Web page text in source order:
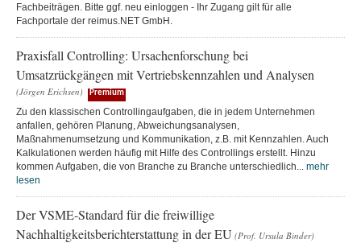
Fachbeiträgen. Bitte ggf. neu einloggen - Ihr Zugang gilt für alle
Fachportale der reimus.NET GmbH.
Praxisfall Controlling: Ursachenforschung bei
Umsatzrückgängen mit Vertriebskennzahlen und Analysen
(Jörgen Erichsen) Premium
Zu den klassischen Controllingaufgaben, die in jedem Unternehmen
anfallen, gehören Planung, Abweichungsanalysen,
Maßnahmenumsetzung und Kommunikation, z.B. mit Kennzahlen. Auch
Kalkulationen werden häufig mit Hilfe des Controllings erstellt. Hinzu
kommen Aufgaben, die von Branche zu Branche unterschiedlich... mehr
lesen
Der VSME-Standard für die freiwillige
Nachhaltigkeitsberichterstattung in der EU (Prof. Ursula Binder)